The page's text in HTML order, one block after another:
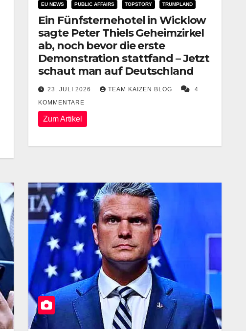
EU NEWS PUBLIC AFFAIRS TOPSTORY TRUMPLAND
Ein Fünfsternehotel in Wicklow
sagte Peter Thiels Geheimzirkel
ab, noch bevor die erste
Demonstration stattfand – Jetzt
schaut man auf Deutschland
23. JULI 2026 TEAM KAIZEN BLOG
4
KOMMENTARE
Zum Artikel